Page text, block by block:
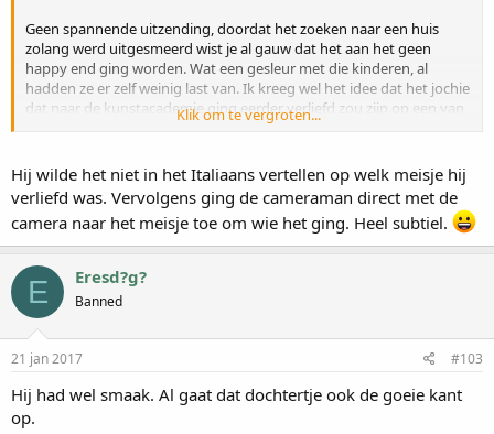
Geen spannende uitzending, doordat het zoeken naar een huis
zolang werd uitgesmeerd wist je al gauw dat het aan het geen
happy end ging worden. Wat een gesleur met die kinderen, al
hadden ze er zelf weinig last van. Ik kreeg wel het idee dat het jochie
dat naar de kunstacademie ging eerder verliefd zou zijn op een van
zijn mannelijke klasgenoten, hij deed me veel denken aan het
Klik om te vergroten...
Hij wilde het niet in het Italiaans vertellen op welk meisje hij
verliefd was. Vervolgens ging de cameraman direct met de
camera naar het meisje toe om wie het ging. Heel subtiel.
E Eresd?g?
Banned
21 jan 2017 #103
Hij had wel smaak. Al gaat dat dochtertje ook de goeie kant
op.